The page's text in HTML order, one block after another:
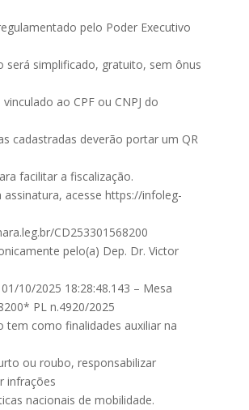
pelo Poder Executivo
será simplificado, gratuito, sem ônus
ao CPF ou CNPJ do
cadastradas deverão portar um QR
facilitar a fiscalização.
assinatura, acesse https://infoleg-
CD253301568200
pelo(a) Dep. Dr. Victor
10/2025 18:28:48.143 – Mesa
PL n.4920/2025
tem como finalidades auxiliar na
ou roubo, responsabilizar
infrações
nacionais de mobilidade.